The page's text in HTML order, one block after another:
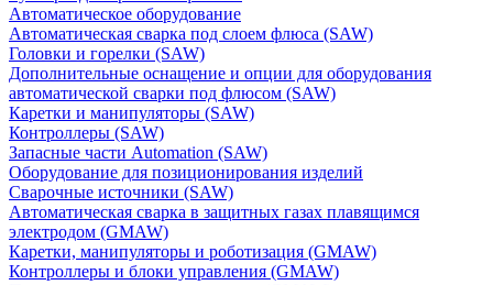
Автоматическое оборудование
Автоматическая сварка под слоем флюса (SAW)
Головки и горелки (SAW)
Дополнительные оснащение и опции для оборудования
автоматической сварки под флюсом (SAW)
Каретки и манипуляторы (SAW)
Контроллеры (SAW)
Запасные части Automation (SAW)
Оборудование для позиционирования изделий
Сварочные источники (SAW)
Автоматическая сварка в защитных газах плавящимся
электродом (GMAW)
Каретки, манипуляторы и роботизация (GMAW)
Контроллеры и блоки управления (GMAW)